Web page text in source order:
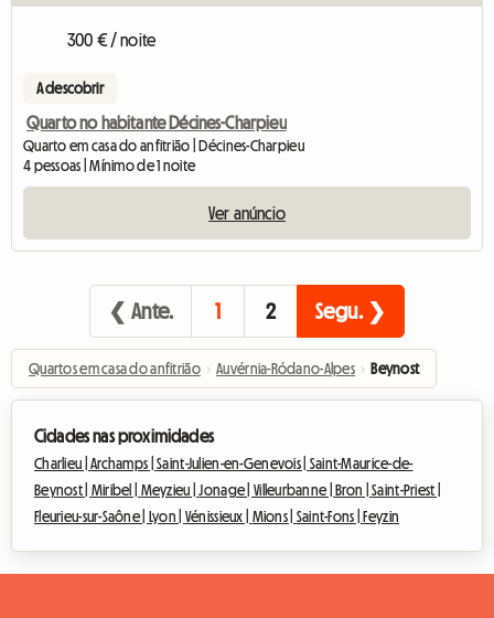
300 € / noite
A descobrir
Quarto no habitante Décines-Charpieu
Quarto em casa do anfitrião | Décines-Charpieu
4 pessoas | Mínimo de 1 noite
Ver anúncio
❮ Ante. 1 2 Segu. ❯
Quartos em casa do anfitrião › Auvérnia-Ródano-Alpes › Beynost
Cidades nas proximidades
Charlieu |Archamps |Saint-Julien-en-Genevois | Saint-Maurice-de-
Beynost | Miribel | Meyzieu |Jonage | Villeurbanne | Bron |Saint-Priest |
Fleurieu-sur-Saône |
Lyon | Vénissieux | Mions | Saint-Fons | Feyzin